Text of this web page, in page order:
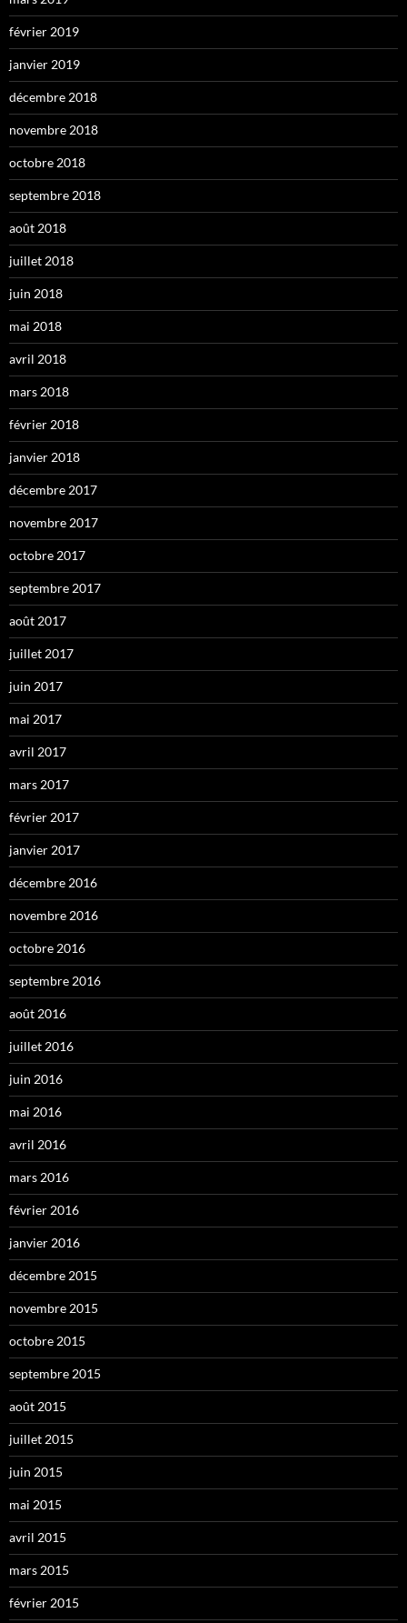
février 2019
janvier 2019
décembre 2018
novembre 2018
octobre 2018
septembre 2018
août 2018
juillet 2018
juin 2018
mai 2018
avril 2018
mars 2018
février 2018
janvier 2018
décembre 2017
novembre 2017
octobre 2017
septembre 2017
août 2017
juillet 2017
juin 2017
mai 2017
avril 2017
mars 2017
février 2017
janvier 2017
décembre 2016
novembre 2016
octobre 2016
septembre 2016
août 2016
juillet 2016
juin 2016
mai 2016
avril 2016
mars 2016
février 2016
janvier 2016
décembre 2015
novembre 2015
octobre 2015
septembre 2015
août 2015
juillet 2015
juin 2015
mai 2015
avril 2015
mars 2015
février 2015